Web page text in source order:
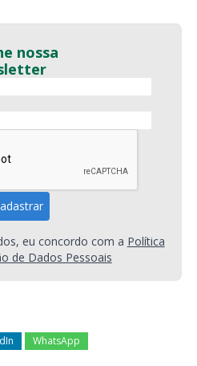
nossa
eu concordo com a Política
de Dados Pessoais
WhatsApp